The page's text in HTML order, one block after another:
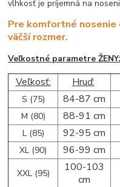
vlhkosť je príjemná na
Pre komfortné
väčší rozmer.
Veľkostné parametre ŽENY:
Veľkosť: Hruď:
S (75) 84-87 cm
M (80) 88-91 cm
L (85) 92-95 cm
XL (90) 96-99 cm
XXL (95)
100-103
cm